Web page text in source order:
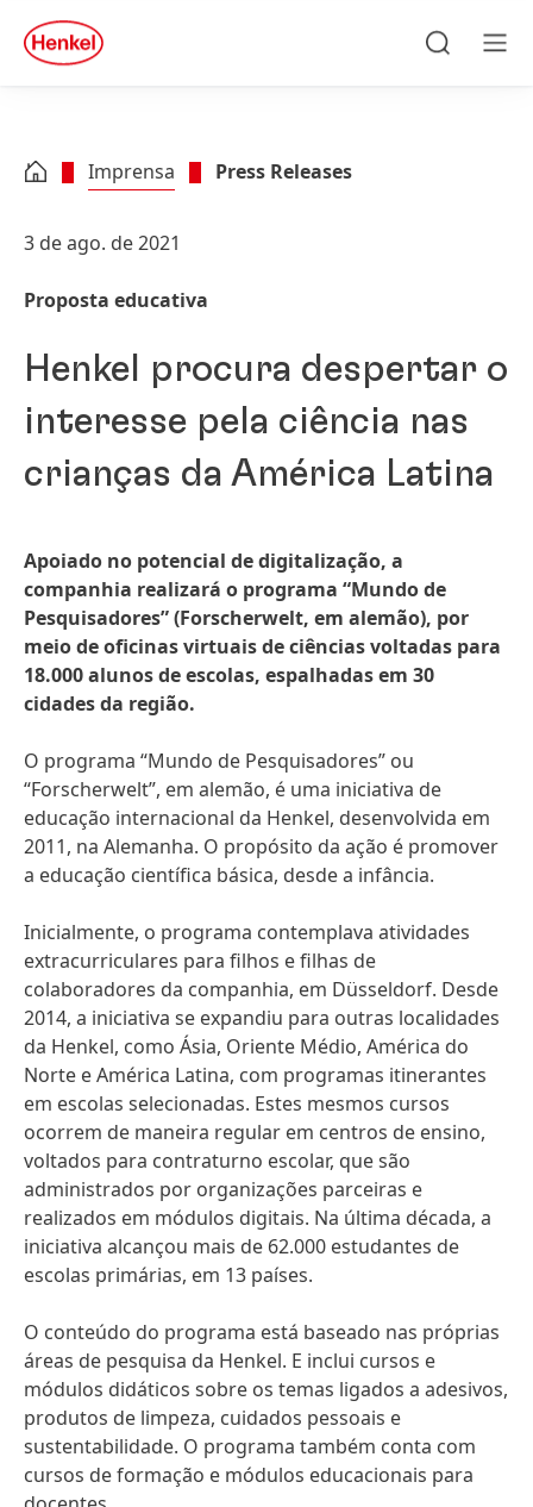
Skip to footer
quick
search
Imprensa Press Releases
3 de ago. de 2021
Proposta educativa
Henkel procura despertar o
interesse pela ciência nas
crianças da América Latina
Apoiado no potencial de digitalização, a
companhia realizará o programa “Mundo de
Pesquisadores”(Forscherwelt, em alemão), por
meio de oficinas virtuais de ciências voltadas para
18.000 alunos de escolas, espalhadas em 30
cidades da região.
O programa “Mundo de Pesquisadores” ou
“Forscherwelt”, em alemão, é uma iniciativa de
educação internacional da Henkel, desenvolvida em
2011, na Alemanha. O propósito da ação é promover
a educação científica básica, desde a infância.
Inicialmente, o programa contemplava atividades
extracurriculares para filhos e filhas de
colaboradores da companhia, em Düsseldorf. Desde
2014, a iniciativa se expandiu para outras localidades
da Henkel, como Ásia, Oriente Médio, América do
Norte e América Latina, com programas itinerantes
em escolas selecionadas. Estes mesmos cursos
ocorrem de maneira regular em centros de ensino,
voltados para contraturno escolar, que são
administrados por organizações parceiras e
realizados em módulos digitais. Na última década, a
iniciativa alcançou mais de 62.000 estudantes de
escolas primárias, em 13 países.
O conteúdo do programa está baseado nas próprias
áreas de pesquisa da Henkel. E inclui cursos e
módulos didáticos sobre os temas ligados a adesivos,
produtos de limpeza, cuidados pessoais e
sustentabilidade. O programa também conta com
cursos de formação e módulos educacionais para